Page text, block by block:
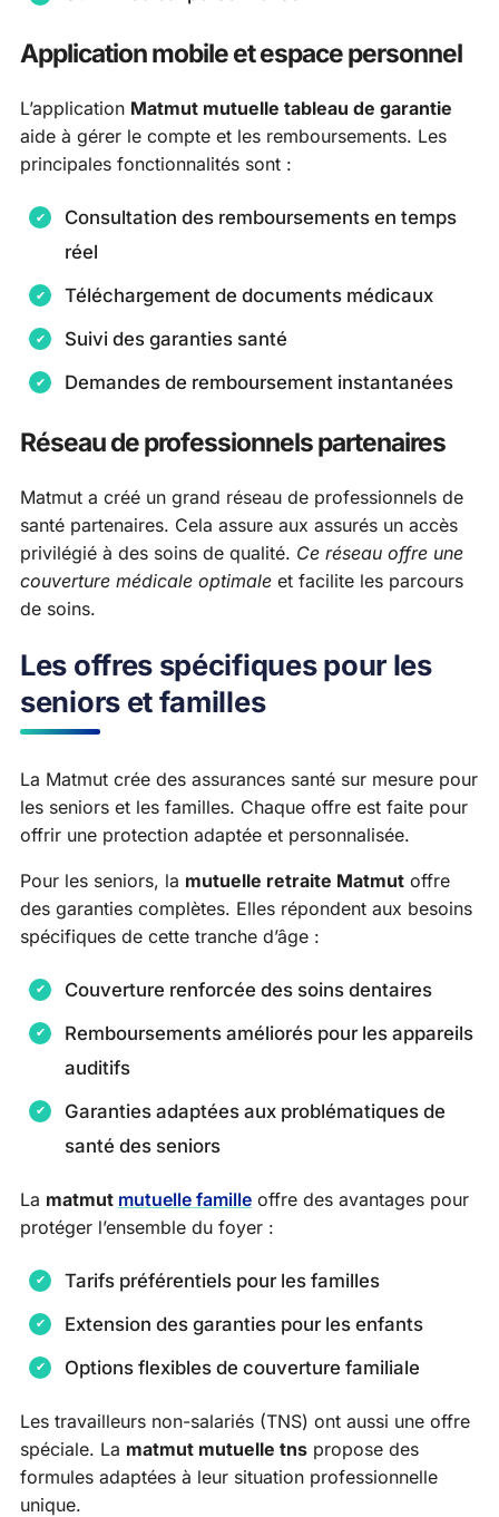
Application mobile et espace personnel
L’application Matmut mutuelle tableau de garantie
aide à gérer le compte et les remboursements. Les
principales fonctionnalités sont :
Consultation des remboursements en temps
réel
Téléchargement de documents médicaux
Suivi des garanties santé
Demandes de remboursement instantanées
Réseau de professionnels partenaires
Matmut a créé un grand réseau de professionnels de
santé partenaires. Cela assure aux assurés un accès
privilégié à des soins de qualité. Ce réseau offre une
couverture médicale optimale et facilite les parcours
de soins.
Les offres spécifiques pour les
seniors et familles
La Matmut crée des assurances santé sur mesure pour
les seniors et les familles. Chaque offre est faite pour
offrir une protection adaptée et personnalisée.
Pour les seniors, la mutuelle retraite Matmut offre
des garanties complètes. Elles répondent aux besoins
spécifiques de cette tranche d’âge :
Couverture renforcée des soins dentaires
Remboursements améliorés pour les appareils
auditifs
Garanties adaptées aux problématiques de
santé des seniors
La matmut mutuelle famille offre des avantages pour
protéger l’ensemble du foyer :
Tarifs préférentiels pour les familles
Extension des garanties pour les enfants
Options flexibles de couverture familiale
Les travailleurs non-salariés (TNS) ont aussi une offre
spéciale. La matmut mutuelle tns propose des
formules adaptées à leur situation professionnelle
unique.